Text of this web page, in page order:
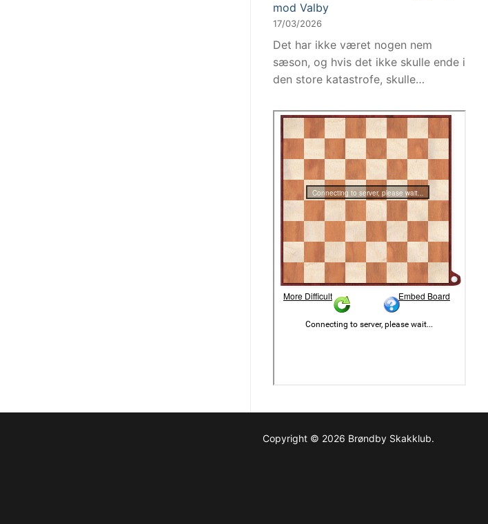
mod Valby
17/03/2026
Det har ikke været nogen nem
sæson, og hvis det ikke skulle ende i
den store katastrofe, skulle…
Copyright © 2026 Brøndby Skakklub.